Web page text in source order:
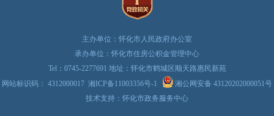
主办单位：怀化市人民政府办公室
承办单位：怀化市住房公积金管理中心
Tel：0745-2277691 地址：怀化市鹤城区顺天路惠民新苑
网站标识码： 4312000017 湘ICP备11003356号-1
湘公网安备 43120202000051号
技术支持：怀化市政务服务中心